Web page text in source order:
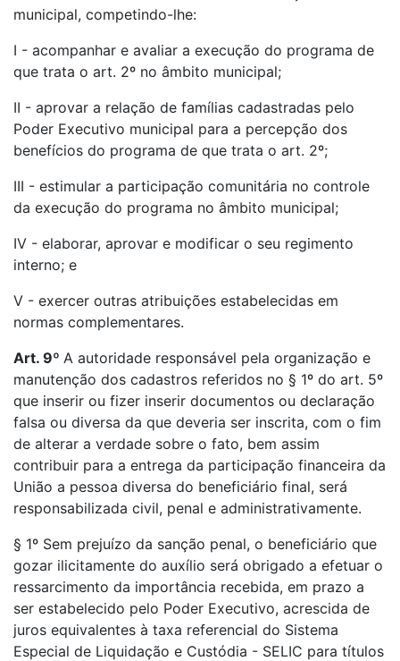
municipal, competindo-lhe:
I - acompanhar e avaliar a execução do programa de
que trata o art. 2º no âmbito municipal;
II - aprovar a relação de famílias cadastradas pelo
Poder Executivo municipal para a percepção dos
benefícios do programa de que trata o art. 2º;
III - estimular a participação comunitária no controle
da execução do programa no âmbito municipal;
IV - elaborar, aprovar e modificar o seu regimento
interno; e
V - exercer outras atribuições estabelecidas em
normas complementares.
Art. 9º A autoridade responsável pela organização e
manutenção dos cadastros referidos no § 1º do art. 5º
que inserir ou fizer inserir documentos ou declaração
falsa ou diversa da que deveria ser inscrita, com o fim
de alterar a verdade sobre o fato, bem assim
contribuir para a entrega da participação financeira da
União a pessoa diversa do beneficiário final, será
responsabilizada civil, penal e administrativamente.
§ 1º Sem prejuízo da sanção penal, o beneficiário que
gozar ilicitamente do auxílio será obrigado a efetuar o
ressarcimento da importância recebida, em prazo a
ser estabelecido pelo Poder Executivo, acrescida de
juros equivalentes à taxa referencial do Sistema
Especial de Liquidação e Custódia - SELIC para títulos